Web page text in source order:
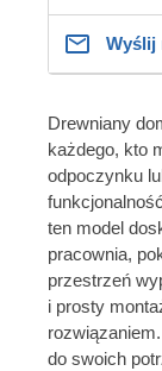
Wyślij
Drewniany
każdego, kto
odpoczynku
ten model
pracownia,
przestrzeń
i prosty
do swoich